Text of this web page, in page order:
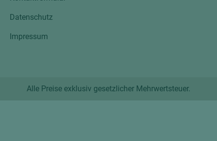
Datenschutz
Impressum
Alle Preise exklusiv gesetzlicher Mehrwertsteuer.